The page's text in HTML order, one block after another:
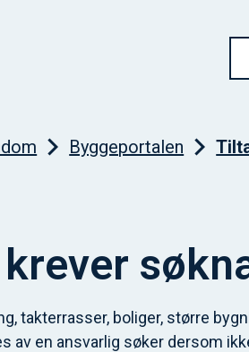
Byggeportalen
takterrasser, boliger, større
av en ansvarlig søker dersom